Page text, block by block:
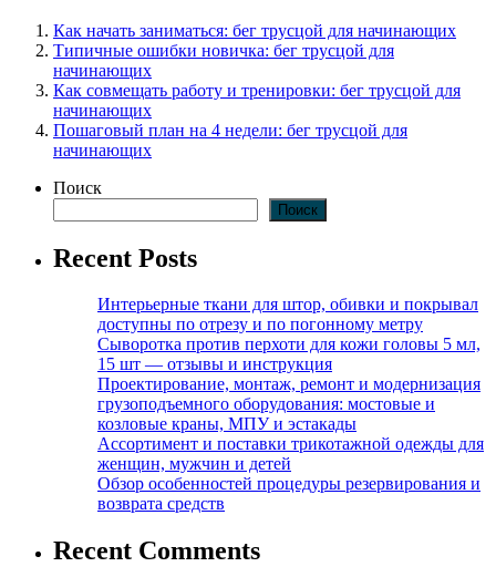
Как начать заниматься: бег трусцой для начинающих
Типичные ошибки новичка: бег трусцой для
начинающих
Как совмещать работу и тренировки: бег трусцой для
начинающих
Пошаговый план на 4 недели: бег трусцой для
начинающих
Поиск
Поиск
Recent Posts
Интерьерные ткани для штор, обивки и покрывал
доступны по отрезу и по погонному метру
Сыворотка против перхоти для кожи головы 5 мл,
15 шт — отзывы и инструкция
Проектирование, монтаж, ремонт и модернизация
грузоподъемного оборудования: мостовые и
козловые краны, МПУ и эстакады
Ассортимент и поставки трикотажной одежды для
женщин, мужчин и детей
Обзор особенностей процедуры резервирования и
возврата средств
Recent Comments